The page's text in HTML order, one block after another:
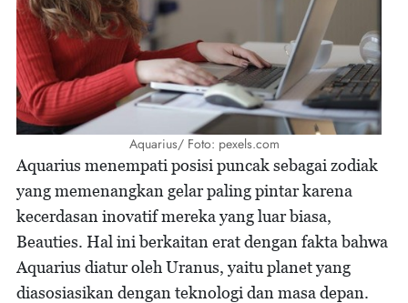
Aquarius/ Foto: pexels.com
Aquarius menempati posisi puncak sebagai zodiak
yang memenangkan gelar paling pintar karena
kecerdasan inovatif mereka yang luar biasa,
Beauties. Hal ini berkaitan erat dengan fakta bahwa
Aquarius diatur oleh Uranus, yaitu planet yang
diasosiasikan dengan teknologi dan masa depan.